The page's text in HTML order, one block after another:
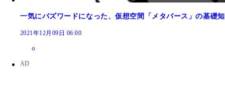
一気にバズワードになった、仮想空間「メタバース」の基礎
2021年12月09日 06:00